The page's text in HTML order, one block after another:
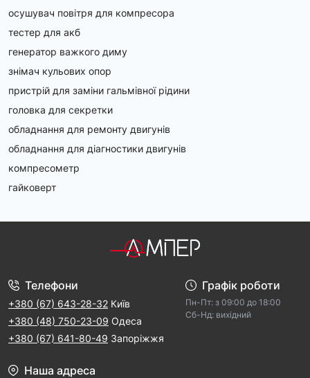
осушувач повітря для компресора
тестер для акб
генератор важкого диму
знімач кульових опор
пристрій для заміни гальмівної рідини
головка для секретки
обладнання для ремонту двигунів
обладнання для діагностики двигунів
компресометр
гайковерт
Телефони
+380 (67) 643-28-32 Київ
+380 (48) 750-23-09 Одеса
+380 (67) 641-80-49 Запоріжжя
Графік роботи
Пн-Пт: з 09:00 дo 18:00
Cб-Hд: виxідний
Наша адреса